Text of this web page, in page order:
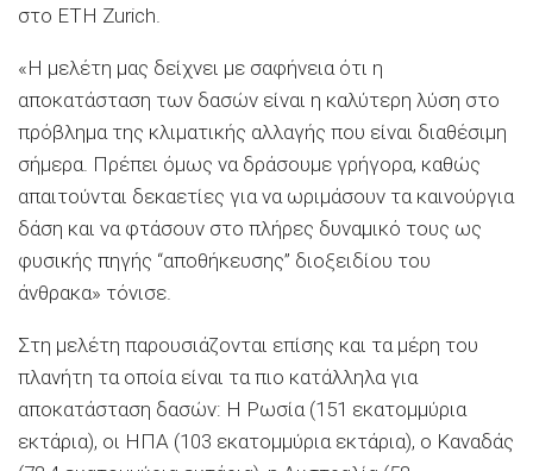
στο ETH Zurich.
«Η μελέτη μας δείχνει με σαφήνεια ότι η
αποκατάσταση των δασών είναι η καλύτερη λύση στο
πρόβλημα της κλιματικής αλλαγής που είναι διαθέσιμη
σήμερα. Πρέπει όμως να δράσουμε γρήγορα, καθώς
απαιτούνται δεκαετίες για να ωριμάσουν τα καινούργια
δάση και να φτάσουν στο πλήρες δυναμικό τους ως
φυσικής πηγής “αποθήκευσης” διοξειδίου του
άνθρακα» τόνισε.
Στη μελέτη παρουσιάζονται επίσης και τα μέρη του
πλανήτη τα οποία είναι τα πιο κατάλληλα για
αποκατάσταση δασών: Η Ρωσία (151 εκατομμύρια
εκτάρια), οι ΗΠΑ (103 εκατομμύρια εκτάρια), ο Καναδάς